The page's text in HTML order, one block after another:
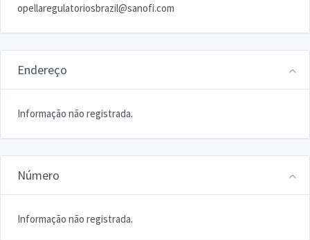
opellaregulatoriosbrazil@sanofi.com
Endereço
Informação não registrada.
Número
Informação não registrada.